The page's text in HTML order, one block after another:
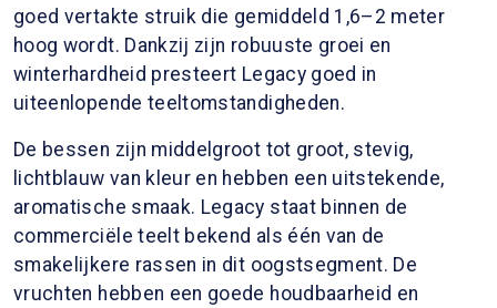
goed vertakte struik die gemiddeld 1,6–2 meter
hoog wordt. Dankzij zijn robuuste groei en
winterhardheid presteert Legacy goed in
uiteenlopende teeltomstandigheden.
De bessen zijn middelgroot tot groot, stevig,
lichtblauw van kleur en hebben een uitstekende,
aromatische smaak. Legacy staat binnen de
commerciële teelt bekend als één van de
smakelijkere rassen in dit oogstsegment. De
vruchten hebben een goede houdbaarheid en